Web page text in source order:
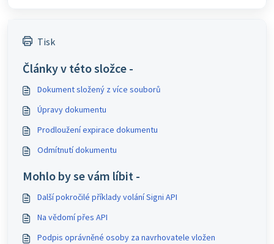
Tisk
Články v této složce -
Dokument složený z více souborů
Úpravy dokumentu
Prodloužení expirace dokumentu
Odmítnutí dokumentu
Mohlo by se vám líbit -
Další pokročilé příklady volání Signi API
Na vědomí přes API
Podpis oprávněné osoby za navrhovatele vložen